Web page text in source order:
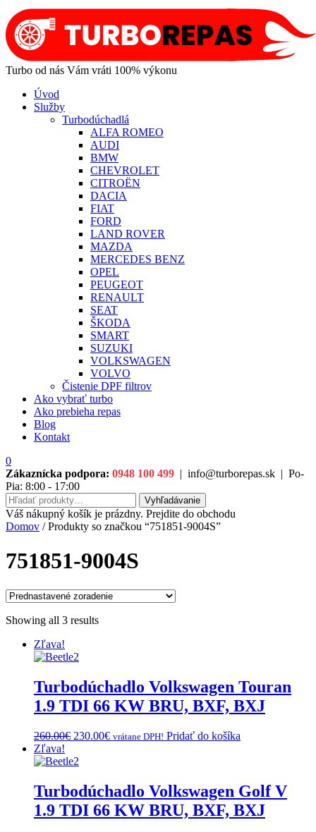
Turbo od nás Vám vráti 100% výkonu
Úvod
Služby
Turbodúchadlá
ALFA ROMEO
AUDI
BMW
CHEVROLET
CITROËN
DACIA
FIAT
FORD
LAND ROVER
MAZDA
MERCEDES BENZ
OPEL
PEUGEOT
RENAULT
SEAT
ŠKODA
SMART
SUZUKI
VOLKSWAGEN
VOLVO
Čistenie DPF filtrov
Ako vybrať turbo
Ako prebieha repas
Blog
Kontakt
0
Zákaznícka podpora: 0948 100 499 | info@turborepas.sk | Po-
Pia: 8:00 - 17:00
Hľadať:
Vyhľadávanie
Váš nákupný košík je prázdny. Prejdite do obchodu
Domov / Produkty so značkou “751851-9004S”
751851-9004S
Showing all 3 results
Zľava!
Turbodúchadlo Volkswagen Touran
1.9 TDI 66 KW BRU, BXF, BXJ
260.00€ Original
was:
230.00€Current
vrátane DPH! Pridať do košíka
Zľava!
Turbodúchadlo Volkswagen Golf V
1.9 TDI 66 KW BRU, BXF, BXJ